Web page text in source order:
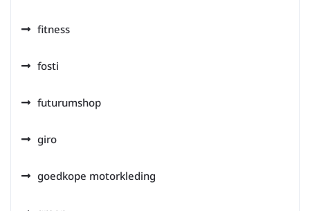
fitness
fosti
futurumshop
giro
goedkope motorkleding